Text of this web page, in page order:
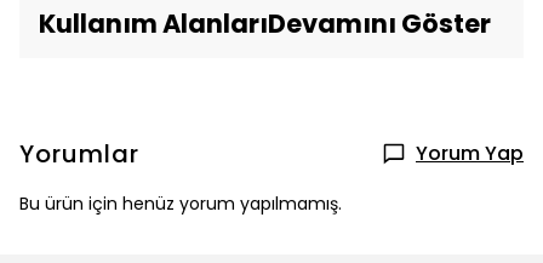
Kullanım AlanlarıDevamını Göster
Yorumlar Yorum Yap
Bu ürün için henüz yorum yapılmamış.